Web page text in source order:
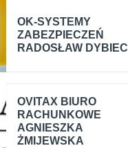
OK-SYSTEMY
ZABEZPIECZEŃ
RADOSŁAW DYBIEC
OVITAX BIURO
RACHUNKOWE
AGNIESZKA
ŻMIJEWSKA